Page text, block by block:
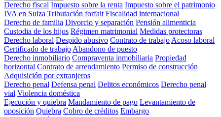
Derecho fiscal Impuesto sobre la renta Impuesto sobre el patrimonio
IVA en Suiza Tributación forfait Fiscalidad internacional
Derecho de familia Divorcio y separación Pensión alimenticia
Custodia de los hijos Régimen matrimonial Medidas protectoras
Derecho laboral Despido abusivo Contrato de trabajo Acoso laboral
Certificado de trabajo Abandono de puesto
Derecho inmobiliario Compraventa inmobiliaria Propiedad
horizontal Contrato de arrendamiento Permiso de construcción
Adquisición por extranjeros
Derecho penal Defensa penal Delitos económicos Derecho penal
vial Violencia doméstica
Ejecución y quiebra Mandamiento de pago Levantamiento de
oposición Quiebra Cobro de créditos Embargo